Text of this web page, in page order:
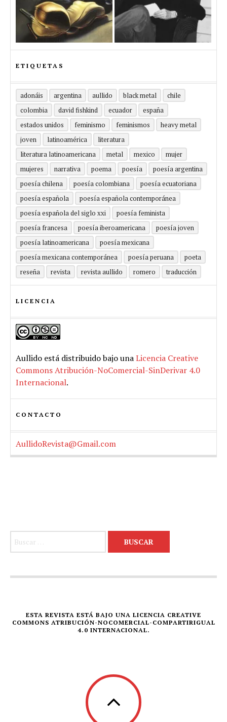
ETIQUETAS
adonáis argentina aullido black metal
chile
colombia
david fishkind ecuador
españa
estados unidos
feminismo feminismos
heavy metal
joven
latinoamérica
literatura
literatura latinoamericana
metal mexico
mujer
mujeres
narrativa poema poesía
poesía argentina
poesía chilena
poesía colombiana
poesía ecuatoriana
poesía española
poesía española contemporánea
poesía española del siglo xxi
poesía feminista
poesía francesa
poesía iberoamericana
poesía joven
poesía latinoamericana
poesía mexicana
poesía mexicana contemporánea
poesía peruana
poeta
reseña
revista revista aullido romero traducción
LICENCIA
Aullido está distribuido bajo unaLicencia Creative
Commons Atribución-NoComercial-SinDerivar 4.0
Internacional.
CONTACTO
AullidoRevista@Gmail.com
ESTA REVISTA ESTÁ BAJO UNA LICENCIA CREATIVE
COMMONS ATRIBUCIÓN-NOCOMERCIAL-COMPARTIRIGUAL
4.0 INTERNACIONAL.